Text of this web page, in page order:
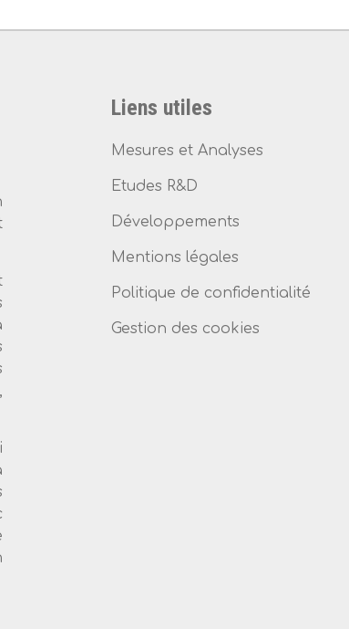
Liens utiles
Mesures et Analyses
Etudes R&D
Développements
Mentions légales
Politique de confidentialité
Gestion des cookies